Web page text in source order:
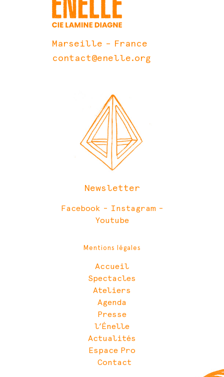
Marseille – France
contact@enelle.org
Newsletter
Facebook - Instagram-
Youtube
Mentions légales
Accueil
Spectacles
Ateliers
Agenda
Presse
l’Énelle
Actualités
Espace Pro
Contact